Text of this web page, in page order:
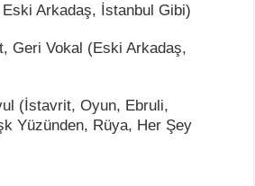
Eski Arkadaş, İstanbul Gibi)
Geri Vokal (Eski Arkadaş,
(İstavrit, Oyun, Ebruli,
Yüzünden, Rüya, Her Şey